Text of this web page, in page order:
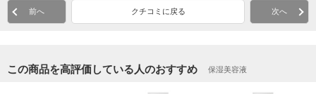
前へ クチコミに戻る 次へ
この商品を高評価している人のおすすめ 保湿美容液